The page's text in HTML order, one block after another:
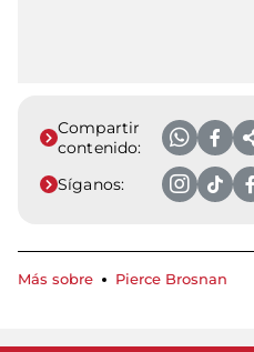
Compartir
contenido:
Síganos:
Más sobre Pierce Brosnan